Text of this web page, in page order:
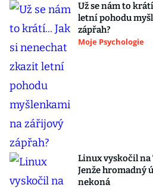
Už se nám to
letní pohodu
zápřah?
Moje Psychologie
Linux vyskočil na
Jenže hromadný
nekoná